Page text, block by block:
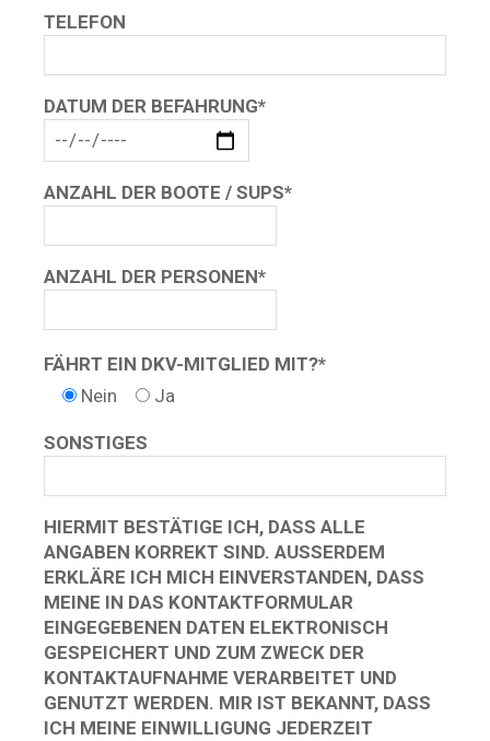
TELEFON
BITTE LASSE DIESES FELD LEER.
DATUM DER BEFAHRUNG*
ANZAHL DER BOOTE / SUPS*
ANZAHL DER PERSONEN*
FÄHRT EIN DKV-MITGLIED MIT?*
Nein
Ja
SONSTIGES
BITTE LASSE DIESES FELD LEER.
HIERMIT BESTÄTIGE ICH, DASS ALLE
ANGABEN KORREKT SIND. AUSSERDEM E
RKLÄRE ICH MICH EINVERSTANDEN, DASS M
EINE IN DAS KONTAKTFORMULAR E
INGEGEBENEN DATEN ELEKTRONISCH G
ESPEICHERT UND ZUM ZWECK DER K
ONTAKTAUFNAHME VERARBEITET UND G
ENUTZT WERDEN. MIR IST BEKANNT, DASS I
CH MEINE EINWILLIGUNG JEDERZEIT W